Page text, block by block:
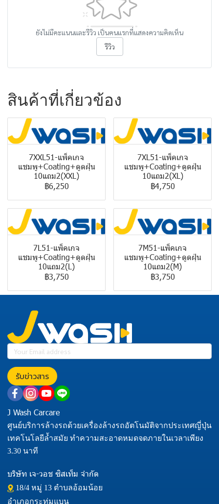
ยังไม่มีคะแนนและรีวิว เป็นคนแรกที่แสดงความคิดเห็น
รีวิว
สินค้าที่เกี่ยวข้อง
7XXL51-แพ็คเกจ
แชมพู+Coating+ดูดฝุ่น
10แถม2(XXL)
฿6,250
7XL51-แพ็คเกจ
แชมพู+Coating+ดูดฝุ่น
10แถม2(XL)
฿4,750
7L51-แพ็คเกจ
แชมพู+Coating+ดูดฝุ่น
10แถม2(L)
฿3,750
7M51-แพ็คเกจ
แชมพู+Coating+ดูดฝุ่น
10แถม2(M)
฿3,750
รับข่าวสาร
J Wash Carcare
ศูนย์บริการล้างรถด้วยเครื่องล้างรถอัตโนมัติจากประเทศญี่ปุ่น
เทคโนโลยีล้ำสมัย ทำความสะอาดหมดจดภายในเวลาเพียง
3.30 นาที
บริษัท เจ-วอช ซิสเท็ม จำกัด
18/4 หมู่ 13 ตำบลอ้อมน้อย
อำเภอกระทุ่มแบน